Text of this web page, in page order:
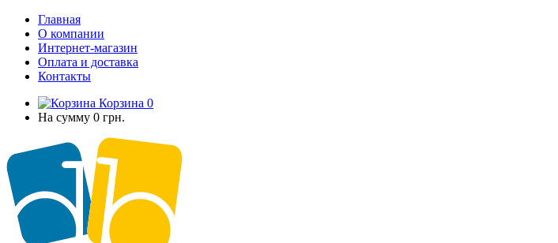
Главная
О компании
Интернет-магазин
Оплата и доставка
Контакты
Корзина 0
На сумму 0 грн.